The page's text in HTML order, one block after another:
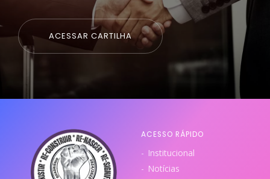
ACESSAR CARTILHA
ACESSO RÁPIDO
Institucional
Notícias